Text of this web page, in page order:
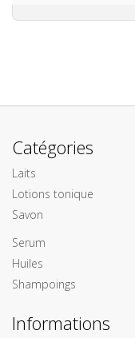
Catégories
Laits
Lotions tonique
Savon
Serum
Huiles
Shampoings
Informations